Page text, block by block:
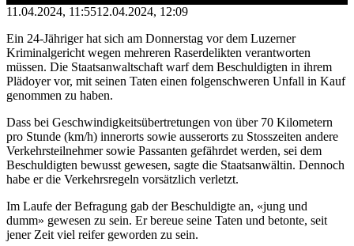
11.04.2024, 11:5512.04.2024, 12:09
Ein 24-Jähriger hat sich am Donnerstag vor dem Luzerner
Kriminalgericht wegen mehreren Raserdelikten verantworten
müssen. Die Staatsanwaltschaft warf dem Beschuldigten in ihrem
Plädoyer vor, mit seinen Taten einen folgenschweren Unfall in Kauf
genommen zu haben.
Dass bei Geschwindigkeitsübertretungen von über 70 Kilometern
pro Stunde (km/h) innerorts sowie ausserorts zu Stosszeiten andere
Verkehrsteilnehmer sowie Passanten gefährdet werden, sei dem
Beschuldigten bewusst gewesen, sagte die Staatsanwältin. Dennoch
habe er die Verkehrsregeln vorsätzlich verletzt.
Im Laufe der Befragung gab der Beschuldigte an, «jung und
dumm» gewesen zu sein. Er bereue seine Taten und betonte, seit
jener Zeit viel reifer geworden zu sein.